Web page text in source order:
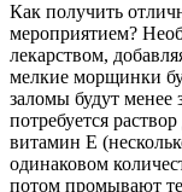
Как получить
мероприятием?
лекарством,
мелкие морщинки
заломы будут менее
потребуется
витамин Е
одинаковом
потом промывают